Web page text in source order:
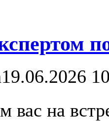
19.06.2026
на